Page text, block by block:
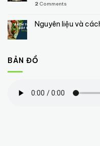
2 Comments
Nguyên liệu và
BẢN ĐỒ